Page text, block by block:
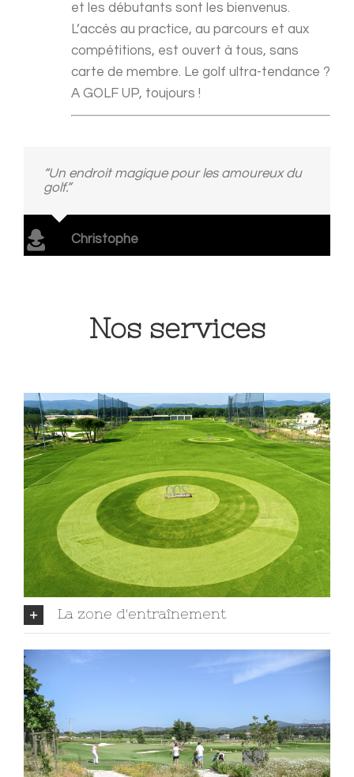
et les débutants sont les bienvenus.
L’accès au practice, au parcours et aux
compétitions, est ouvert à tous, sans
carte de membre. Le golf ultra-tendance ?
A GOLF UP, toujours !
“Un endroit magique pour les amoureux du
golf.”
Christophe
Nos services
La zone d'entraînement